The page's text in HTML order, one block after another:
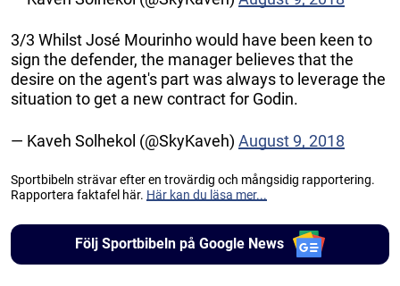
3/3 Whilst José Mourinho would have been keen to
sign the defender, the manager believes that the
desire on the agent's part was always to leverage the
situation to get a new contract for Godin.
— Kaveh Solhekol (@SkyKaveh) August 9, 2018
Sportbibeln strävar efter en trovärdig och mångsidig rapportering.
Rapportera faktafel här. Här kan du läsa mer...
Följ Sportbibeln på Google News